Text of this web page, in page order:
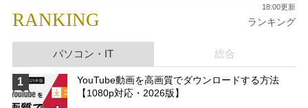
RANKING ランキング
18:00更新
パソコン・IT 総合
1
YouTube動画を高画質でダウンロードする方法
【1080p対応・2026版】